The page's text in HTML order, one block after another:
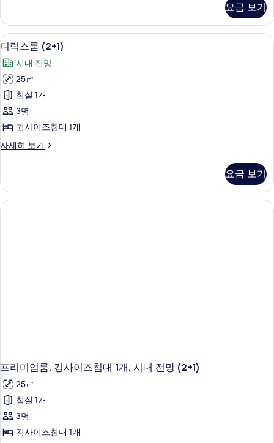
기
자
세
히
보
기
요금 보기
디
럭
스
룸
(2+1)
사
진
모
보
기
이집트산 면 시트, 고급 침구, 오리/거
4
디럭스룸 (2+1)
시내 전망
25㎡
침실 1개
3명
퀸사이즈침대 1개
자세히 보기
디
(2+1)
자
세
요금 보기
프리미엄룸, 킹사이즈침대 1개, 시내 전망 (2+1)
25㎡
침실 1개
3명
킹사이즈침대 1개